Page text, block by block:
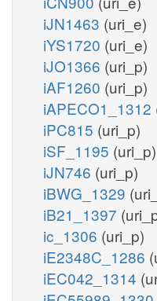
iJN1463 (uri_e)
iYS1720 (uri_e)
iJO1366 (uri_p)
iAF1260 (uri_p)
iAPECO1_1312
iPC815 (uri_p)
iSF_1195 (uri_p)
iJN746 (uri_p)
iBWG_1329
iB21_1397
ic_1306 (uri_p)
iE2348C_1286
iEC042_1314